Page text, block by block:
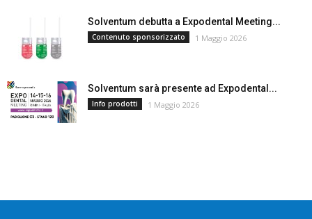
Solventum debutta a Expodental Meeting...
Contenuto sponsorizzato 1 Maggio 2026
Solventum sarà presente ad Expodental...
Info prodotti 1 Maggio 2026